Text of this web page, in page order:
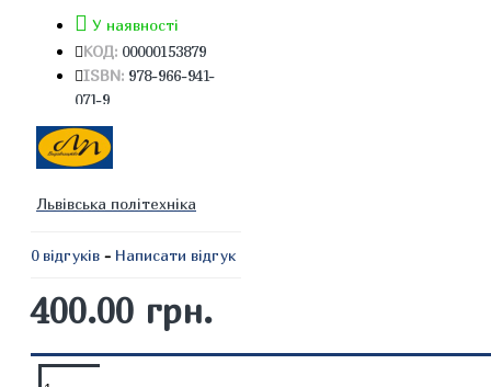
У наявності
КОД: 00000153879
ISBN: 978-966-941-
071-9
Львівська політехніка
0 відгуків - Написати відгук
400.00 грн.